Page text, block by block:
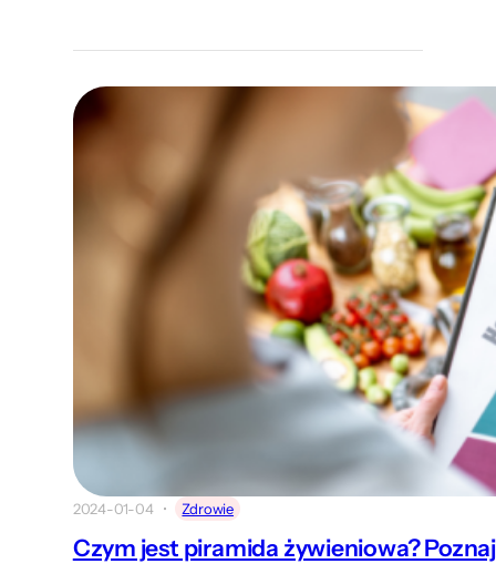
2024-01-04 Zdrowie
Czym jest piramida żywieniowa?